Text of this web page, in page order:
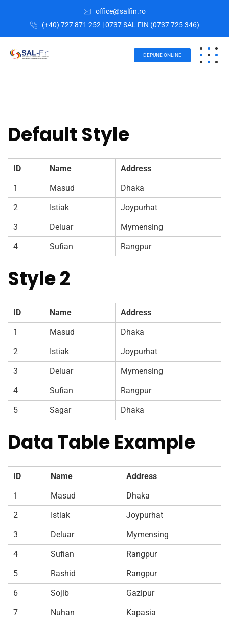
office@salfin.ro
(+40) 727 871 252 | 0737 SAL FIN (0737 725 346)
DEPUNE ONLINE
Default Style
ID Name
Address
1
Masud
Dhaka
2
Istiak
Joypurhat
3
Deluar
Mymensing
4
Sufian Rangpur
Style 2
ID Name
Address
1
Masud
Dhaka
2
Istiak
Joypurhat
3
Deluar
Mymensing
4
Sufian
Rangpur
5
Sagar Dhaka
Data Table Example
ID Name
Address
1
Masud
Dhaka
2
Istiak
Joypurhat
3
Deluar
Mymensing
4
Sufian
Rangpur
5
Rashid
Rangpur
6
Sojib
Gazipur
7
Nuhan
Kapasia